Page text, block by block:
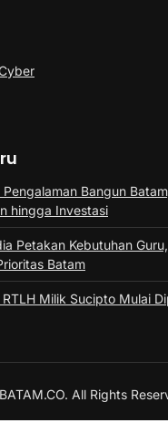
Bangun
hingga Investasi
Petakan Kebutuhan
Batam
Milik Sucipto Mulai
All Rights